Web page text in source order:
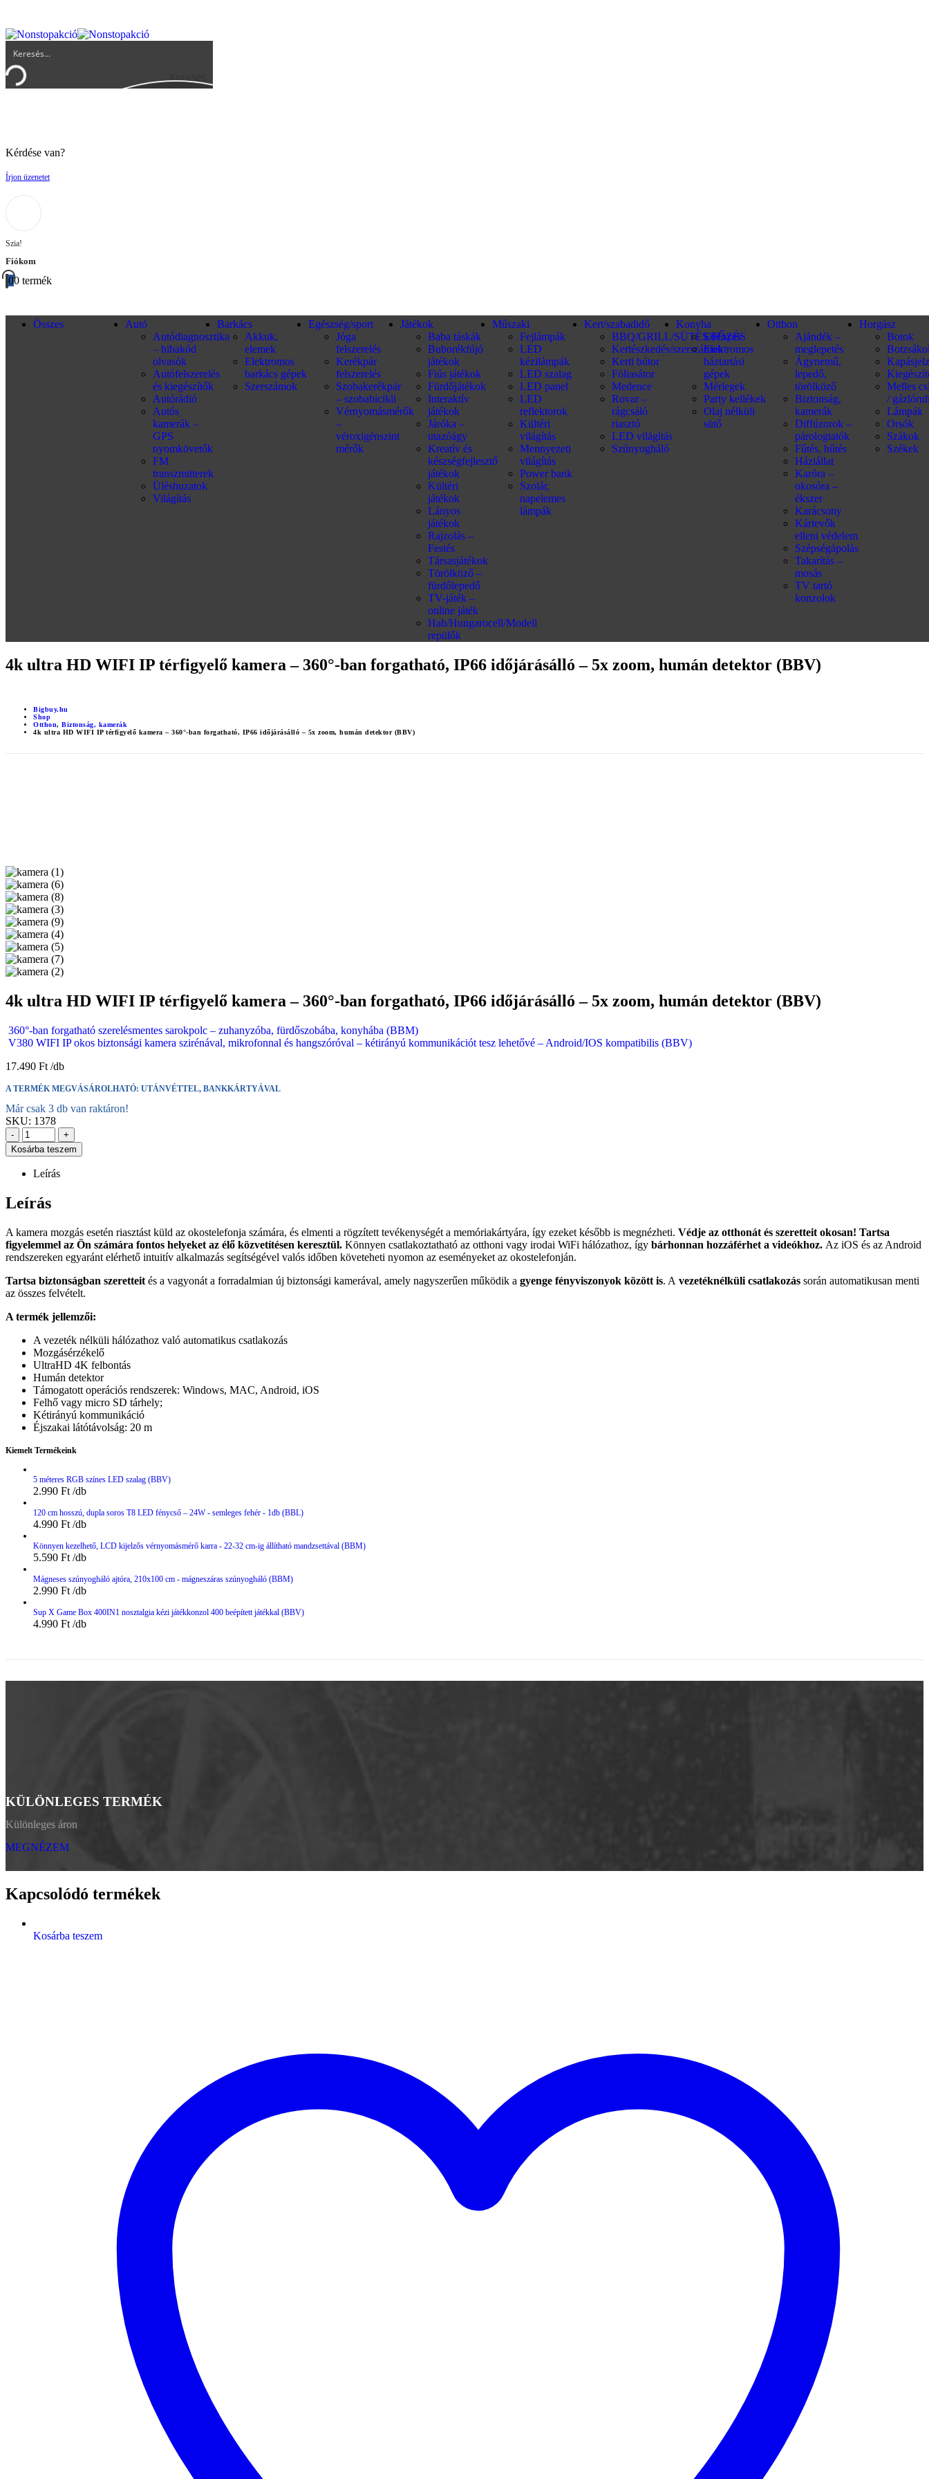
Keresés
Kérdése van?
Írjon üzenetet
Szia!
Fiókom
00 termék
Összes
Autó
Autódiagnosztika
– hibakód
olvasók
Autófelszerelés
és kiegészítők
Autórádió
Autós
kamerák –
GPS
nyomkövetők
FM
transzmitterek
Üléshuzatok
Világítás
Barkács
Akkuk,
elemek
Elektromos
barkács gépek
Szerszámok
Egészség/sport
Jóga
felszerelés
Kerékpár
felszerelés
Szobakerékpár
– szobabicikli
Vérnyomásmérők
–
véroxigénszint
mérők
Játékok
Baba táskák
Buborékfújó
játékok
Fiús játékok
Fürdőjátékok
Interaktív
játékok
Járóka –
utazóágy
Kreatív és
készségfejlesztő
játékok
Kültéri
játékok
Lányos
játékok
Rajzolás –
Festés
Társasjátékok
Törölköző –
fürdőlepedő
TV-játék –
online játék
Hab/Hungarocell/Modell
repülők
Műszaki
Fejlámpák
LED
kézilámpák
LED szalag
LED panel
LED
reflektorok
Kültéri
világítás
Mennyezeti
világítás
Power bank
Szolár,
napelemes
lámpák
Kert/szabadidő
BBQ/GRILL/SÜTÉS/FŐZÉS
Kertészkedés/szerszámok
Kerti bútor
Fóliasátor
Medence
Rovar –
rágcsáló
riasztó
LED világítás
Szúnyogháló
Konyha
Edények
Elektromos
háztartási
gépek
Mérlegek
Party kellékek
Olaj nélküli
sütő
Otthon
Ajándék –
meglepetés
Ágynemű,
lepedő,
törölköző
Biztonság,
kamerák
Diffúzorok –
párologtatók
Fűtés, hűtés
Háziállat
Karóra –
okosóra –
ékszer
Karácsony
Kártevők
elleni védelem
Szépségápolás
Takarítás –
mosás
TV tartó
konzolok
Horgász
Botok
Melles
/
Lámpák
Orsók
Szákok
Székek
4k ultra HD WIFI IP térfigyelő kamera – 360°-ban forgatható, IP66 időjárásálló – 5x zoom, humán detektor (BBV)
Bigbuy.hu
Shop
Otthon, Biztonság, kamerák
4k ultra HD WIFI IP térfigyelő kamera – 360°-ban forgatható, IP66 időjárásálló – 5x zoom, humán detektor (BBV)
4k ultra HD WIFI IP térfigyelő kamera – 360°-ban forgatható, IP66 időjárásálló – 5x zoom, humán detektor (BBV)
360°-ban forgatható szerelésmentes sarokpolc – zuhanyzóba, fürdőszobába, konyhába (BBM)
V380 WIFI IP okos biztonsági kamera szirénával, mikrofonnal és hangszóróval – kétirányú kommunikációt tesz lehetővé – Android/IOS kompatibilis (BBV)
17.490 Ft
A TERMÉK MEGVÁSÁROLHATÓ: UTÁNVÉTTEL, BANKKÁRTYÁVAL
Már csak 3 db van raktáron!
SKU: 1378
-
+
Kosárba teszem
Leírás
Leírás
A kamera mozgás esetén riasztást küld az okostelefonja számára, és elmenti a rögzített tevékenységét a memóriakártyára, így ezeket később is megnézheti. Védje az otthonát és szeretteit okosan! Tartsa
figyelemmel az Ön számára fontos helyeket az élő közvetítésen keresztül. Könnyen csatlakoztatható az otthoni vagy irodai WiFi hálózathoz, így bárhonnan hozzáférhet a videókhoz. Az iOS és az Android
rendszereken egyaránt elérhető intuitív alkalmazás segítségével valós időben követeheti nyomon az eseményeket az okostelefonján.
Tartsa biztonságban szeretteit és a vagyonát a forradalmian új biztonsági kamerával, amely nagyszerűen működik a gyenge fényviszonyok között is. A vezetéknélküli csatlakozás során automatikusan menti
az összes felvételt.
A termék jellemzői:
A vezeték nélküli hálózathoz való automatikus csatlakozás
Mozgásérzékelő
UltraHD 4K felbontás
Humán detektor
Támogatott operációs rendszerek: Windows, MAC, Android, iOS
Felhő vagy micro SD tárhely;
Kétirányú kommunikáció
Éjszakai látótávolság: 20 m
Kiemelt Termékeink
5 méteres RGB színes LED szalag (BBV)
2.990 Ft
120 cm hosszú, dupla soros T8 LED fénycső – 24W - semleges fehér - 1db (BBL)
4.990 Ft
Könnyen kezelhető, LCD kijelzős vérnyomásmérő karra - 22-32 cm-ig állítható mandzsettával (BBM)
5.590 Ft
Mágneses szúnyogháló ajtóra, 210x100 cm - mágneszáras szúnyogháló (BBM)
2.990 Ft
Sup X Game Box 400IN1 nosztalgia kézi játékkonzol 400 beépített játékkal (BBV)
4.990 Ft
KÜLÖNLEGES TERMÉK
Különleges áron
MEGNÉZEM
Kapcsolódó termékek
Kosárba teszem